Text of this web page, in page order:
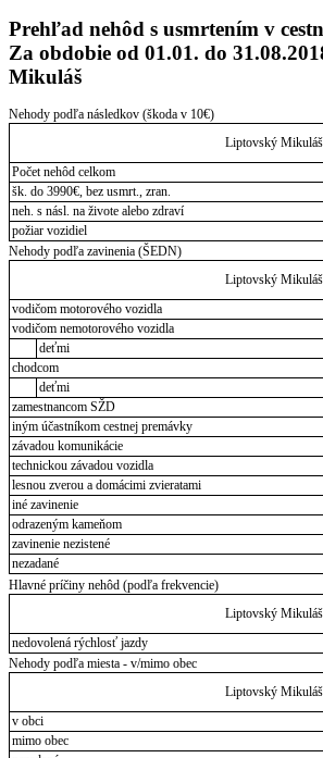
Prehľad nehôd s usmrtením v
Za obdobie od 01.01. do
Mikuláš
Nehody podľa následkov (škoda v 10€)
Liptovský Mikuláš
Počet nehôd celkom
šk. do 3990€, bez usmrt., zran.
neh. s násl. na živote alebo zdraví
požiar vozidiel
Nehody podľa zavinenia (ŠEDN)
Liptovský Mikuláš
vodičom motorového vozidla
vodičom nemotorového vozidla
deťmi
chodcom
deťmi
zamestnancom SŽD
iným účastníkom cestnej premávky
závadou komunikácie
technickou závadou vozidla
lesnou zverou a domácimi zvieratami
iné zavinenie
odrazeným kameňom
zavinenie nezistené
nezadané
Hlavné príčiny nehôd (podľa frekvencie)
Liptovský Mikuláš
nedovolená rýchlosť jazdy
Nehody podľa miesta - v/mimo obec
Liptovský Mikuláš
v obci
mimo obec